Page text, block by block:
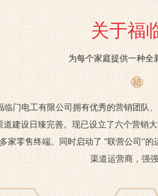
关于福
为每个家庭提供一种全
临门电工有限公司拥有优秀的营销团队
道建设日臻完善。现已设立了六个营销
家零售终端。同时启动了 "联营公司''的
渠道运营商，强强